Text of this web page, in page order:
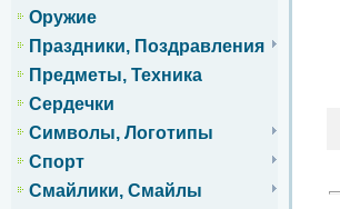
Оружие
Праздники, Поздравления
Предметы, Техника
Сердечки
Символы, Логотипы
Спорт
Смайлики, Смайлы